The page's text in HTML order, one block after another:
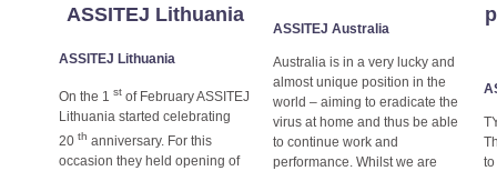
ASSITEJ Lithuania
ASSITEJ Lithuania
On the 1 st of February ASSITEJ
Lithuania started celebrating
20 th anniversary. For this
occasion they held opening of
ASSITEJ Australia
Australia is in a very lucky and
almost unique position in the
world – aiming to eradicate the
virus at home and thus be able
to continue work and
performance. Whilst we are